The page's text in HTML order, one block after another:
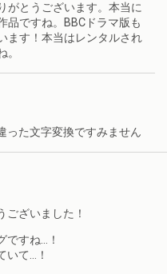
がとうございます。本当に
品ですね。BBCドラマ版も
ます！本当はレンタルされ
た文字変換ですみません
ございました！
ですね…！
いて…！